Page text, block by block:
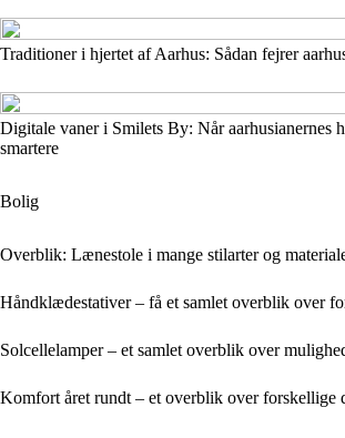
Traditioner i hjertet af Aarhus: Sådan fejrer
Digitale vaner i Smilets By: Når aarhusianernes
smartere
Bolig
Overblik: Lænestole i mange stilarter og
Håndklædestativer – få et samlet overblik over
Solcellelamper – et samlet overblik over
Komfort året rundt – et overblik over forskellige